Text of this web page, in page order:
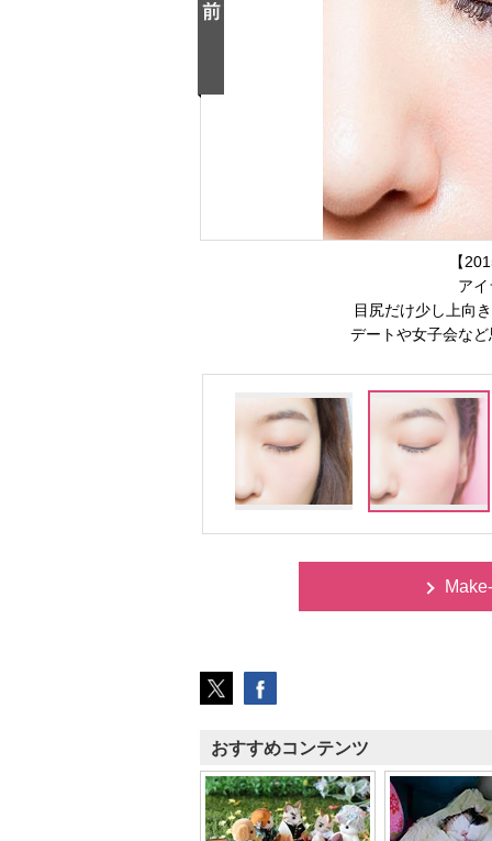
【
ア
目尻だけ少し上向
デートや女子会な
おすすめコンテンツ